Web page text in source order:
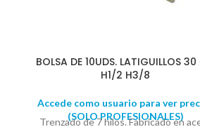
BOLSA DE 10UDS. LATIGUILLOS 30
H1/2 H3/8
Accede como usuario para ver
(SOLO PROFESIONALES)
Trenzado de 7 hilos. Fabricado en